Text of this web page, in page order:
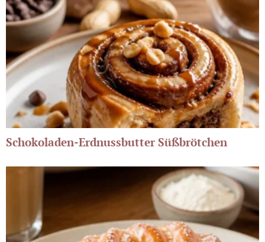
Schokoladen-Erdnussbutter Süßbrötchen